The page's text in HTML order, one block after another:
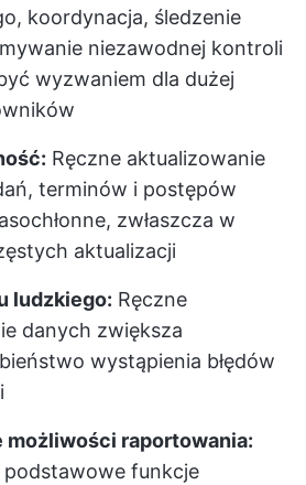
koordynacja, śledzenie
niezawodnej kontroli
wyzwaniem dla dużej
Ręczne aktualizowanie
terminów i postępów
zwłaszcza w
aktualizacji
ludzkiego: Ręczne
danych zwiększa
wystąpienia błędów
możliwości raportowania:
podstawowe funkcje